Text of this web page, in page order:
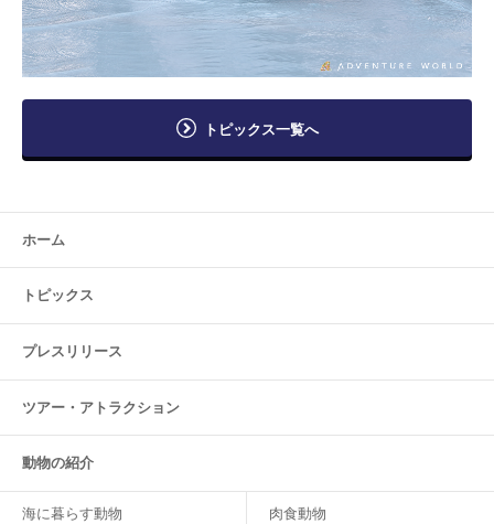
トピックス一覧へ
ホーム
トピックス
プレスリリース
ツアー・ アトラクション
動物の紹介
海に暮らす動物 肉食動物